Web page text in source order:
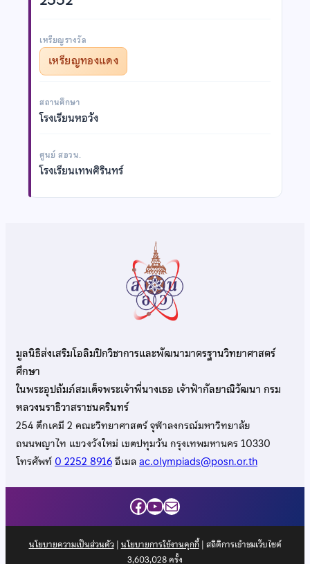
เหรียญรางวัล
เหรียญทองแดง
สถานศึกษา
โรงเรียนหอวัง
ศูนย์ สอวน.
โรงเรียนเทพศิรินทร์
มูลนิธิส่งเสริมโอลิมปิกวิชาการและพัฒนามาตรฐานวิทยาศาสตร์
ศึกษา
ในพระอุปถัมภ์สมเด็จพระเจ้าพี่นางเธอ เจ้าฟ้ากัลยาณิวัฒนา กรม
หลวงนราธิวาสราชนครินทร์
254 ตึกเคมี 2 คณะวิทยาศาสตร์ จุฬาลงกรณ์มหาวิทยาลัย
ถนนพญาไท แขวงวังใหม่ เขตปทุมวัน กรุงเทพมหานคร 10330
โทรศัพท์0 2252 8916อีเมลac.olympiads@posn.or.th
Facebook
YouTube
Mail
นโยบายความเป็นส่วนตัว| นโยบายการใช้งานคุกกี้| สถิติการเข้าชมเว็บไซต์
3,603,028ครั้ง